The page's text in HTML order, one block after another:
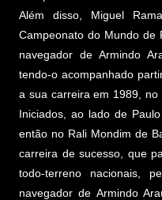
Além disso, Miguel
Campeonato do Mundo de
navegador de Armindo
tendo-o acompanhado
a sua carreira em 1989,
Iniciados, ao lado de
então no Rali Mondim de
carreira de sucesso, que
todo-terreno nacionais,
navegador de Armindo